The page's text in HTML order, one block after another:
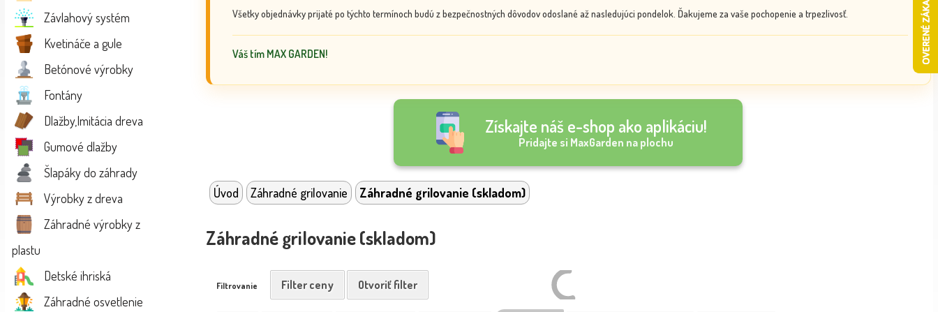
Závlahový systém
Kvetináče a gule
Betónové výrobky
Fontány
Dlažby,Imitácia dreva
Gumové dlažby
Šlapáky do záhrady
Výrobky z dreva
Záhradné výrobky z
plastu
Detské ihriská
Záhradné osvetlenie
Všetky objednávky prijaté po týchto termínoch budú z bezpečnostných dôvodov odoslané až nasledujúci pondelok. Ďakujeme za vaše pochopenie a trpezlivosť.
Váš tím MAX GARDEN!
Získajte náš e-shop ako aplikáciu!
Pridajte si MaxGarden na plochu
Úvod Záhradné grilovanie Záhradné grilovanie (skladom)
Záhradné grilovanie (skladom)
Filtrovanie Filter ceny Otvoriť filter